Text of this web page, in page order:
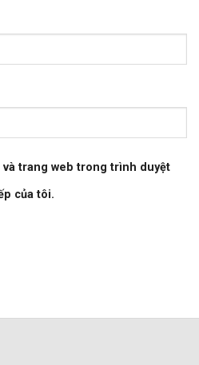
và trang web trong trình duyệt
của tôi.